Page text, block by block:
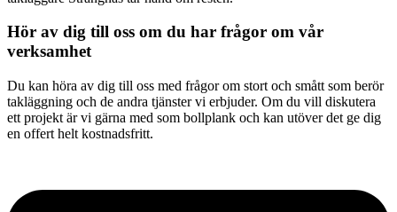
Hör av dig till oss om du har frågor om vår
verksamhet
Du kan höra av dig till oss med frågor om stort och smått som berör
takläggning och de andra tjänster vi erbjuder. Om du vill diskutera
ett projekt är vi gärna med som bollplank och kan utöver det ge dig
en offert helt kostnadsfritt.